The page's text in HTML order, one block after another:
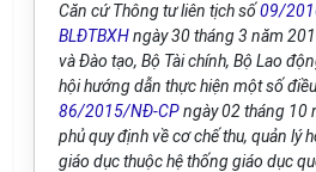
Căn cứ Thông tư liên tịch số09/
BLĐTBXHngày 30 tháng 3 năm
và Đào tạo, Bộ Tài chính, Bộ Lao
hội hướng dẫn thực hiện một số
86/2015/NĐ-CPngày 02 tháng 10
phủ quy định về cơ chế thu, quản lý
giáo dục thuộc hệ thống giáo dục